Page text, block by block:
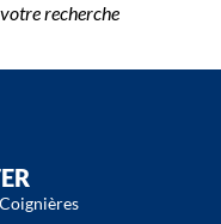
recherche